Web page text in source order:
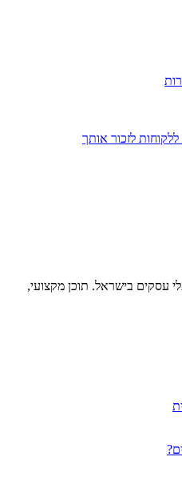
לזכור אותך
עסקים בישראל. תוכן מקצועי,